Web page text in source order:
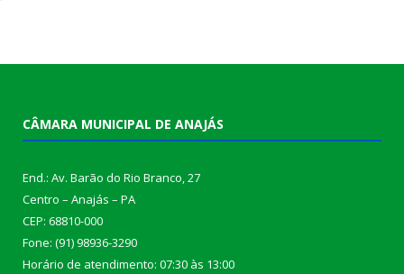
CÂMARA MUNICIPAL DE ANAJÁS
End.: Av. Barão do Rio Branco, 27
Centro – Anajás – PA
CEP: 68810-000
Fone: (91) 98936-3290
Horário de atendimento: 07:30 às 13:00